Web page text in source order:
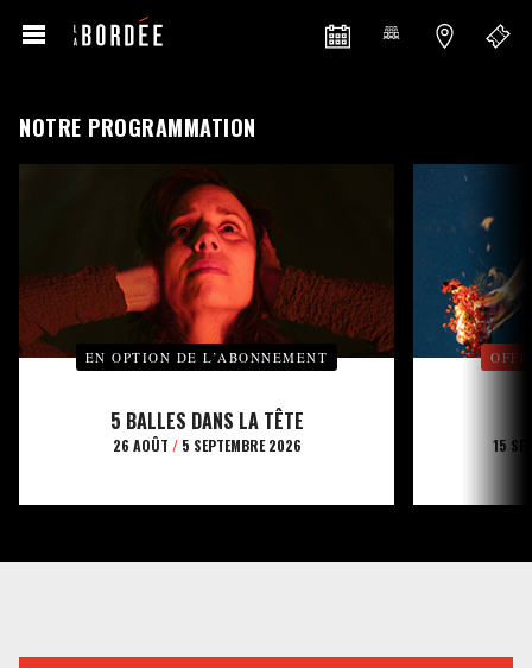
NOTRE PROGRAMMATION
EN OPTION DE L’ABONNEMENT
5 BALLES DANS LA TÊTE
26 AOÛT /5 SEPTEMBRE 2026 15